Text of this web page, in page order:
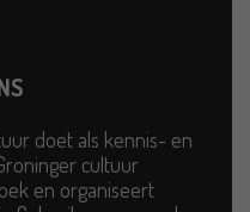
doet als kennis- en
cultuur
en organiseert